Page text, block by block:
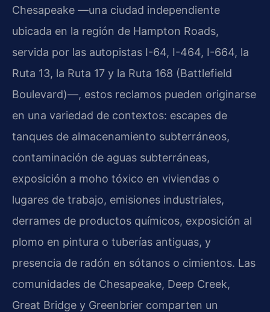
Chesapeake —una ciudad independiente
ubicada en la región de Hampton Roads,
servida por las autopistas I-64, I-464, I-664, la
Ruta 13, la Ruta 17 y la Ruta 168 (Battlefield
Boulevard)—, estos reclamos pueden originarse
en una variedad de contextos: escapes de
tanques de almacenamiento subterráneos,
contaminación de aguas subterráneas,
exposición a moho tóxico en viviendas o
lugares de trabajo, emisiones industriales,
derrames de productos químicos, exposición al
plomo en pintura o tuberías antiguas, y
presencia de radón en sótanos o cimientos. Las
comunidades de Chesapeake, Deep Creek,
Great Bridge y Greenbrier comparten un